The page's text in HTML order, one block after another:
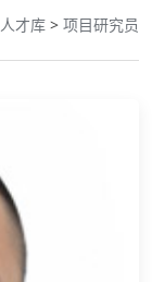
人才库 > 项目研究员